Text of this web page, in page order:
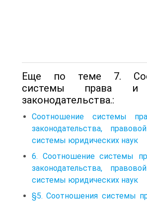
Еще по теме 7.
системы права и
законодательства.:
Соотношение системы
законодательства,
системы юридических наук
6. Соотношение системы
законодательства,
системы юридических наук
§5. Соотношения системы